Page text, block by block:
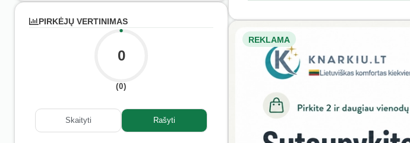
PIRKĖJŲ VERTINIMAS
0
(0)
Skaityti Rašyti
REKLAMA